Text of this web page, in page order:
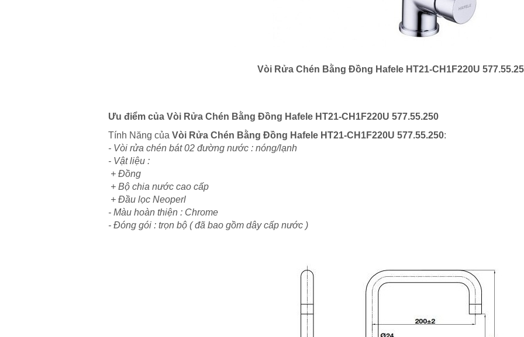
Vòi Rửa Chén Bằng Đồng Hafele HT21-CH1F220U
Ưu điểm của Vòi Rửa Chén Bằng Đồng Hafele HT21-CH1F220U 577.55.250
Tính Năng của Vòi Rửa Chén Bằng Đồng Hafele HT21-CH1F220U 577.55.250:
- Vòi rửa chén bát 02 đường nước : nóng/lạnh
- Vật liệu :
+ Đồng
+ Bộ chia nước cao cấp
+ Đầu lọc Neoperl
- Màu hoàn thiện : Chrome
- Đóng gói : trọn bộ ( đã bao gồm dây cấp nước )